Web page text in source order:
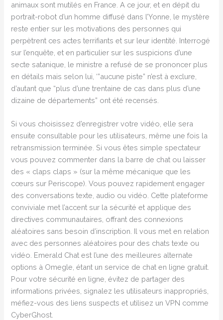
animaux sont mutilés en France. A ce jour, et en dépit du
portrait-robot d’un homme diffusé dans l’Yonne, le mystère
reste entier sur les motivations des personnes qui
perpètrent ces actes terrifiants et sur leur identité. Interrogé
sur l’enquête, et en particulier sur les suspicions d’une
secte satanique, le ministre a refusé de se prononcer plus
en détails mais selon lui, ‘”aucune piste” n’est à exclure,
d’autant que “plus d’une trentaine de cas dans plus d’une
dizaine de départements” ont été recensés.
Si vous choisissez d’enregistrer votre vidéo, elle sera
ensuite consultable pour les utilisateurs, même une fois la
retransmission terminée. Si vous êtes simple spectateur
vous pouvez commenter dans la barre de chat ou laisser
des « claps claps » (sur la même mécanique que les
cœurs sur Periscope). Vous pouvez rapidement engager
des conversations texte, audio ou vidéo. Cette plateforme
conviviale met l’accent sur la sécurité et applique des
directives communautaires, offrant des connexions
aléatoires sans besoin d’inscription. Il vous met en relation
avec des personnes aléatoires pour des chats texte ou
vidéo. Emerald Chat est l’une des meilleures alternate
options à Omegle, étant un service de chat en ligne gratuit.
Pour votre sécurité en ligne, évitez de partager des
informations privées, signalez les utilisateurs inappropriés,
méfiez-vous des liens suspects et utilisez un VPN comme
CyberGhost.